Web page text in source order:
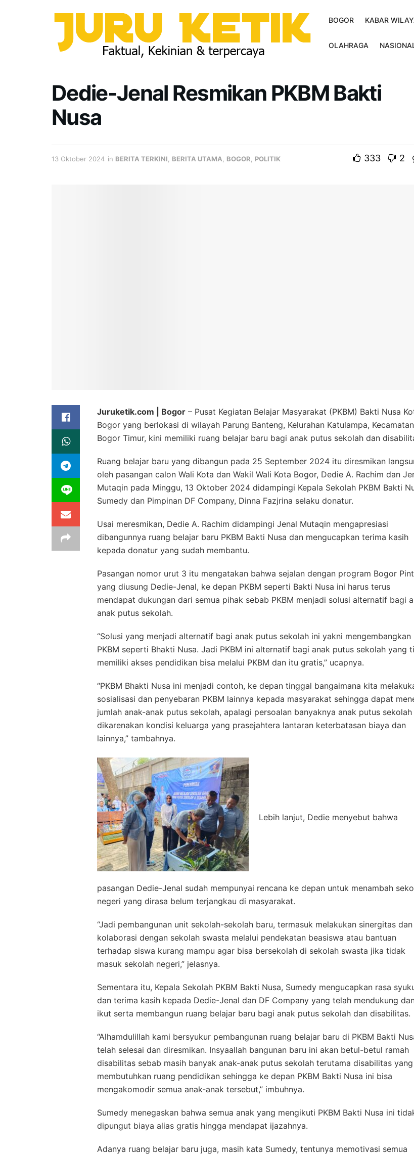
BOGOR KABAR
OLAHRAGA
Dedie-Jenal Resmikan PKBM Bakti
Nusa
13 Oktober 2024 in BERITA TERKINI BERITA UTAMA BOGOR POLITIK 333 2
Juruketik.com | Bogor – Pusat Kegiatan Belajar Masyarakat (PKBM) Bakti Nusa
Bogor yang berlokasi di wilayah Parung Banteng, Kelurahan Katulampa, Kecamatan
Bogor Timur, kini memiliki ruang belajar baru bagi anak putus sekolah dan
Ruang belajar baru yang dibangun pada 25 September 2024 itu diresmikan
oleh pasangan calon Wali Kota dan Wakil Wali Kota Bogor, Dedie A. Rachim dan
Mutaqin pada Minggu, 13 Oktober 2024 didampingi Kepala Sekolah PKBM Bakti
Sumedy dan Pimpinan DF Company, Dinna Fazjrina selaku donatur.
Usai meresmikan, Dedie A. Rachim didampingi Jenal Mutaqin mengapresiasi
dibangunnya ruang belajar baru PKBM Bakti Nusa dan mengucapkan terima kasih
kepada donatur yang sudah membantu.
Pasangan nomor urut 3 itu mengatakan bahwa sejalan dengan program Bogor
yang diusung Dedie-Jenal, ke depan PKBM seperti Bakti Nusa ini harus terus
mendapat dukungan dari semua pihak sebab PKBM menjadi solusi alternatif bagi
anak putus sekolah.
“Solusi yang menjadi alternatif bagi anak putus sekolah ini yakni mengembangkan
PKBM seperti Bhakti Nusa. Jadi PKBM ini alternatif bagi anak putus sekolah yang
memiliki akses pendidikan bisa melalui PKBM dan itu gratis,” ucapnya.
“PKBM Bhakti Nusa ini menjadi contoh, ke depan tinggal bangaimana kita
sosialisasi dan penyebaran PKBM lainnya kepada masyarakat sehingga dapat
jumlah anak-anak putus sekolah, apalagi persoalan banyaknya anak putus sekolah
dikarenakan kondisi keluarga yang prasejahtera lantaran keterbatasan biaya dan
lainnya,” tambahnya.
Lebih lanjut, Dedie menyebut bahwa
pasangan Dedie-Jenal sudah mempunyai rencana ke depan untuk menambah
negeri yang dirasa belum terjangkau di masyarakat.
“Jadi pembangunan unit sekolah-sekolah baru, termasuk melakukan sinergitas dan
kolaborasi dengan sekolah swasta melalui pendekatan beasiswa atau bantuan
terhadap siswa kurang mampu agar bisa bersekolah di sekolah swasta jika tidak
masuk sekolah negeri,” jelasnya.
Sementara itu, Kepala Sekolah PKBM Bakti Nusa, Sumedy mengucapkan rasa
dan terima kasih kepada Dedie-Jenal dan DF Company yang telah mendukung
ikut serta membangun ruang belajar baru bagi anak putus sekolah dan disabilitas.
“Alhamdulillah kami bersyukur pembangunan ruang belajar baru di PKBM Bakti
telah selesai dan diresmikan. Insyaallah bangunan baru ini akan betul-betul ramah
disabilitas sebab masih banyak anak-anak putus sekolah terutama disabilitas yang
membutuhkan ruang pendidikan sehingga ke depan PKBM Bakti Nusa ini bisa
mengakomodir semua anak-anak tersebut,” imbuhnya.
Sumedy menegaskan bahwa semua anak yang mengikuti PKBM Bakti Nusa ini
dipungut biaya alias gratis hingga mendapat ijazahnya.
Adanya ruang belajar baru juga, masih kata Sumedy, tentunya memotivasi semua